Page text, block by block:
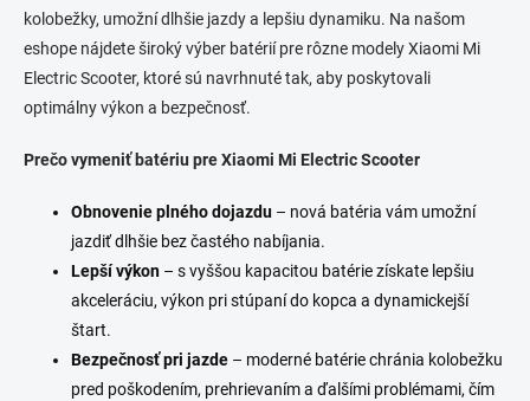
a
c
i
e
v
y
v
ý
p
i
s
kolobežky, umožní dlhšie jazdy a lepšiu dynamiku. Na našom
eshope nájdete široký výber batérií pre rôzne modely Xiaomi Mi
Electric Scooter, ktoré sú navrhnuté tak, aby poskytovali
optimálny výkon a bezpečnosť.
Prečo vymeniť batériu pre Xiaomi Mi Electric Scooter
Obnovenie plného dojazdu – nová batéria vám umožní
jazdiť dlhšie bez častého nabíjania.
Lepší výkon – s vyššou kapacitou batérie získate lepšiu
akceleráciu, výkon pri stúpaní do kopca a dynamickejší
štart.
Bezpečnosť pri jazde – moderné batérie chránia kolobežku
pred poškodením, prehrievaním a ďalšími problémami, čím